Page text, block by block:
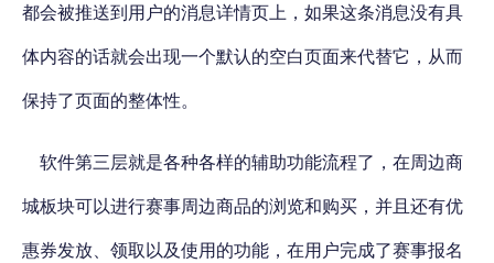
都会被推送到用户的消息详情页上，如果这条消息没有具
体内容的话就会出现一个默认的空白页面来代替它，从而
保持了页面的整体性。
软件第三层就是各种各样的辅助功能流程了，在周边商
城板块可以进行赛事周边商品的浏览和购买，并且还有优
惠券发放、领取以及使用的功能，在用户完成了赛事报名